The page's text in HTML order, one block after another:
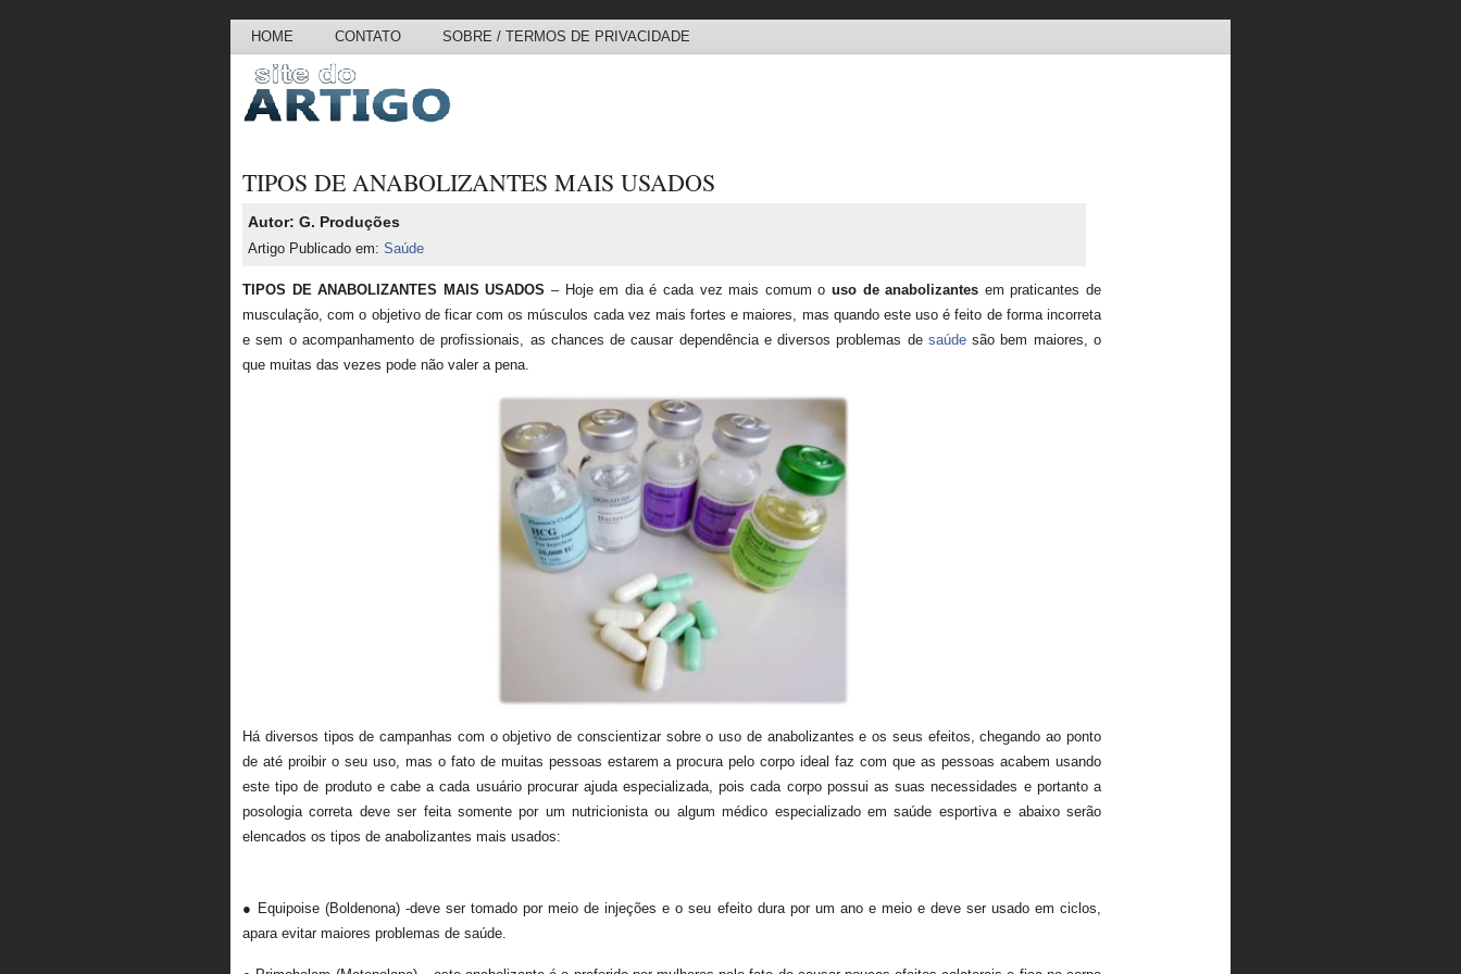
HOME CONTATO SOBRE / TERMOS DE PRIVACIDADE
TIPOS DE ANABOLIZANTES MAIS USADOS
Autor: G. Produções
Artigo Publicado em: Saúde
TIPOS DE ANABOLIZANTES MAIS USADOS – Hoje em dia é cada vez mais comum ouso de anabolizantes em praticantes de
musculação, com o objetivo de ficar com os músculos cada vez mais fortes e maiores, mas quando este uso é feito de forma incorreta
e sem o acompanhamento de profissionais, as chances de causar dependência e diversos problemas de saúdesão bem maiores, o
que muitas das vezes pode não valer a pena.
Há diversos tipos de campanhas com o objetivo de conscientizar sobre o uso de anabolizantes e os seus efeitos, chegando ao ponto
de até proibir o seu uso, mas o fato de muitas pessoas estarem a procura pelo corpo ideal faz com que as pessoas acabem usando
este tipo de produto e cabe a cada usuário procurar ajuda especializada, pois cada corpo possui as suas necessidades e portanto a
posologia correta deve ser feita somente por um nutricionista ou algum médico especializado em saúde esportiva e abaixo serão
elencados os tipos de anabolizantes mais usados:
● Equipoise (Boldenona) -deve ser tomado por meio de injeções e o seu efeito dura por um ano e meio e deve ser usado em ciclos,
apara evitar maiores problemas de saúde.